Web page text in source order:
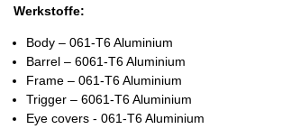
Werkstoffe:
Body – 061-T6 Aluminium
Barrel – 6061-T6 Aluminium
Frame – 061-T6 Aluminium
Trigger – 6061-T6 Aluminium
Eye covers - 061-T6 Aluminium